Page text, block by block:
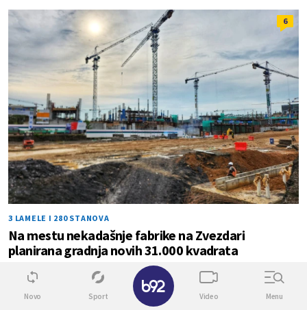
6
3 LAMELE I 280 STANOVA
Na mestu nekadašnje fabrike na Zvezdari
planirana gradnja novih 31.000 kvadrata
Novo Sport Video Menu
✕